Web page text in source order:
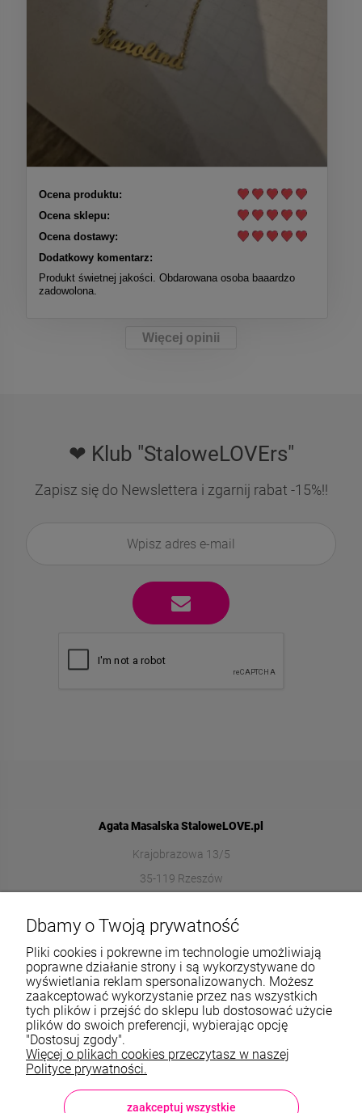
Ocena produktu:
Ocena sklepu:
Ocena dostawy:
Dodatkowy komentarz:
Produkt świetnej jakości. Obdarowana osoba baaardzo
zadowolona.
Więcej opinii
❤ Klub "StaloweLOVErs"
Zapisz się do Newslettera i zgarnij rabat -15%!!
Agata Masalska StaloweLOVE.pl
Krajobrazowa 13/5
35-119 Rzeszów
572989669
Informacje
O nas
TWOJE KONTO
Sklep: StaloweLOVE, Krajobrazowa 13/5, 35-119 Rzeszów, woj.
podkarpackie, NIP: 8133612433, tel.:572 989 669
sklep@stalowelove.com.pl
Dbamy o Twoją prywatność
Pliki cookies i pokrewne im technologie umożliwiają
poprawne działanie strony i są wykorzystywane do
wyświetlania reklam spersonalizowanych. Możesz
zaakceptować wykorzystanie przez nas wszystkich
tych plików i przejść do sklepu lub dostosować użycie
plików do swoich preferencji, wybierając opcję
"Dostosuj zgody".
Więcej o plikach cookies przeczytasz w naszej
Polityce prywatności.
zaakceptuj wszystkie